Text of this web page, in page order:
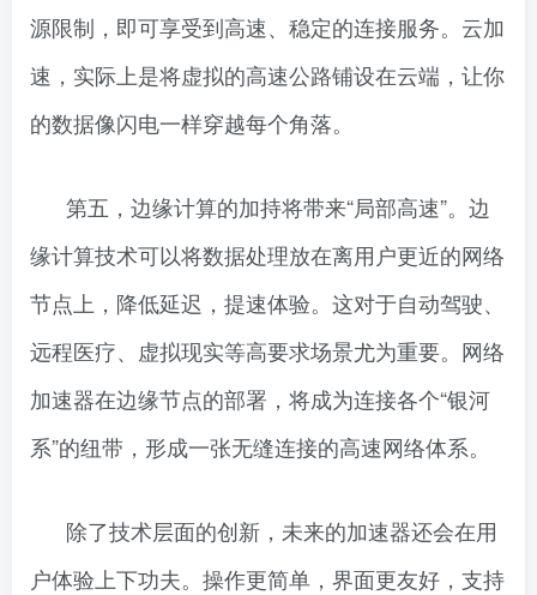
源限制，即可享受到高速、稳定的连接服务。云加
速，实际上是将虚拟的高速公路铺设在云端，让你
的数据像闪电一样穿越每个角落。
第五，边缘计算的加持将带来“局部高速”。边
缘计算技术可以将数据处理放在离用户更近的网络
节点上，降低延迟，提速体验。这对于自动驾驶、
远程医疗、虚拟现实等高要求场景尤为重要。网络
加速器在边缘节点的部署，将成为连接各个“银河
系”的纽带，形成一张无缝连接的高速网络体系。
除了技术层面的创新，未来的加速器还会在用
户体验上下功夫。操作更简单，界面更友好，支持